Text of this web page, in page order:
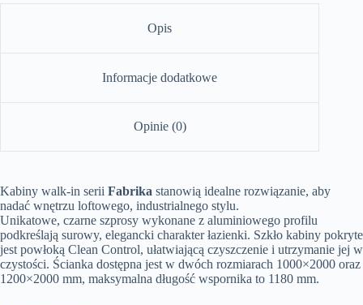
Opis
Informacje dodatkowe
Opinie (0)
Kabiny walk-in serii Fabrika stanowią idealne rozwiązanie, aby
nadać wnętrzu loftowego, industrialnego stylu.
Unikatowe, czarne szprosy wykonane z aluminiowego profilu
podkreślają surowy, elegancki charakter łazienki. Szkło kabiny pokryte
jest powłoką Clean Control, ułatwiającą czyszczenie i utrzymanie jej w
czystości. Ścianka dostępna jest w dwóch rozmiarach 1000×2000 oraz
1200×2000 mm, maksymalna długość wspornika to 1180 mm.